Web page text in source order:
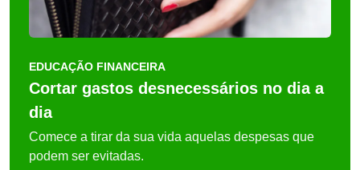
EDUCAÇÃO FINANCEIRA
Cortar gastos desnecessários no dia a
dia
Comece a tirar da sua vida aquelas despesas que
podem ser evitadas.